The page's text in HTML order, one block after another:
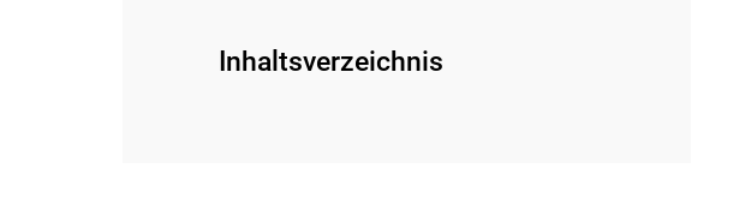
Inhaltsverzeichnis